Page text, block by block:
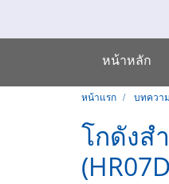
หน้าหลัก
หน้าแรก บทควา
โกดังส